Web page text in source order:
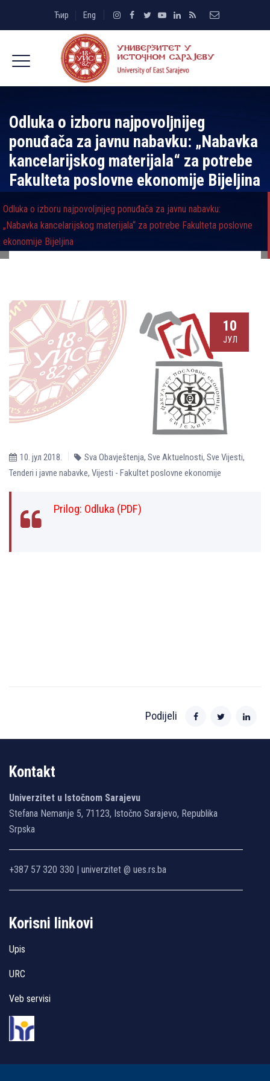
Ћир Eng
Odluka o izboru najpovolјnijeg
ponuđača za javnu nabavku: „Nabavka
kancelarijskog materijala“ za potrebe
Fakulteta poslovne ekonomije Bijelјina
Odluka o izboru najpovolјnijeg ponuđača za javnu nabavku:
„Nabavka kancelarijskog materijala“ za potrebe Fakulteta poslovne
ekonomije Bijelјina
10
ЈУЛ
10. јул 2018. Sva Obavještenja, Sve Aktuelnosti, Sve Vijesti,
Tenderi i javne nabavke, Vijesti - Fakultet poslovne ekonomije
Prilog: Оdluka (PDF)
Podijeli
Kontakt
Univerzitet u Istočnom Sarajevu
Stefana Nemanje 5, 71123, Istočno Sarajevo, Republika
Srpska
+387 57 320 330 | univerzitet @ ues.rs.ba
Korisni linkovi
Upis
URC
Veb servisi